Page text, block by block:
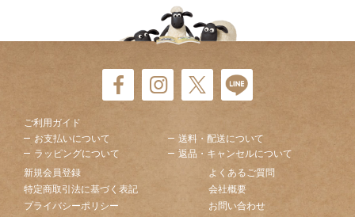
ご利用ガイド
お支払いについて
送料・配送について
ラッピングについて
返品・キャンセルについて
新規会員登録
よくあるご質問
特定商取引法に基づく表記
会社概要
プライバシーポリシー
お問い合わせ